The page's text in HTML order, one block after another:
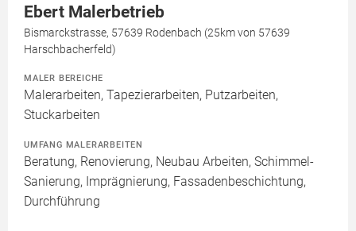
Ebert Malerbetrieb
Bismarckstrasse, 57639 Rodenbach (25km von 57639
Harschbacherfeld)
MALER BEREICHE
Malerarbeiten, Tapezierarbeiten, Putzarbeiten,
Stuckarbeiten
UMFANG MALERARBEITEN
Beratung, Renovierung, Neubau Arbeiten, Schimmel-
Sanierung, Imprägnierung, Fassadenbeschichtung,
Durchführung